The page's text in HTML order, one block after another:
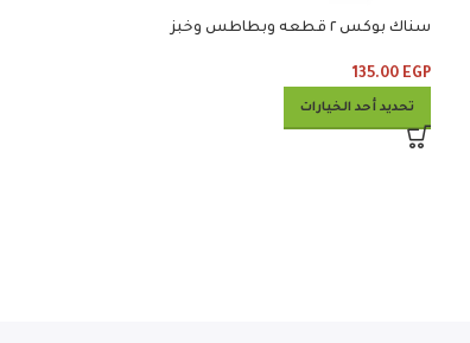
سناك بوكس ٢ قطعه وبطاطس وخبز
135.00 EGP
تحديد أحد الخيارات